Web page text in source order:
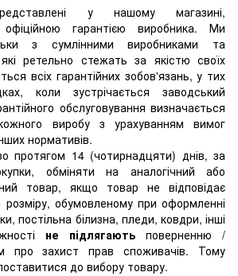
у нашому магазині,
гарантією виробника. Ми
з сумлінними виробниками та
ретельно стежать за якістю своїх
всіх гарантійних зобов'язань, у тих
коли зустрічається заводський
обслуговування визначається
виробу з урахуванням вимог
нормативів.
протягом 14 (чотирнадцяти) днів, за
обміняти на аналогічний або
товар, якщо товар не відповідає
обумовленому при оформленні
постільна білизна, пледи, ковдри, інші
не підлягаютьповерненню /
про захист прав споживачів. Тому
до вибору товару.